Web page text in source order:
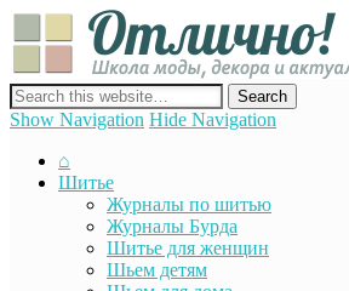
сайт о декоре, дизайне и моде, вязании,
рукоделия
Show Navigation Hide Navigation
⌂
Шитье
Журналы по шитью
Журналы Бурда
Шитье для женщин
Шьем детям